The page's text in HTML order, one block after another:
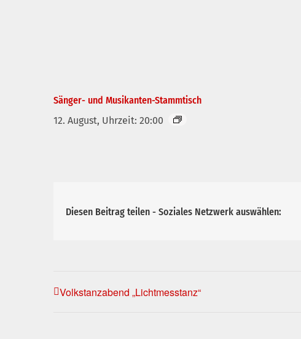
Sänger- und Musikanten-Stammtisch
12. August, Uhrzeit: 20:00
Diesen Beitrag teilen - Soziales Netzwerk auswählen:
Volkstanzabend „Lichtmesstanz“